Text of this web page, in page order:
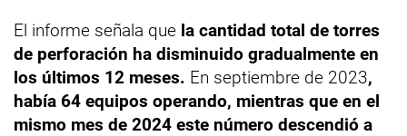
El informe señala que la cantidad total de torres
de perforación ha disminuido gradualmente en
los últimos 12 meses. En septiembre de 2023,
había 64 equipos operando, mientras que en el
mismo mes de 2024 este número descendió a